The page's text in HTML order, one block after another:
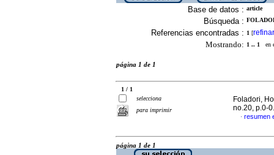
Base de datos : article
Búsqueda :
Referencias encontradas : 1 [refinar
Mostrando: 1 .. 1 en
página 1 de 1
1 / 1
selecciona
para imprimir
Foladori,
no.20, p.0-
· resumen
página 1 de 1